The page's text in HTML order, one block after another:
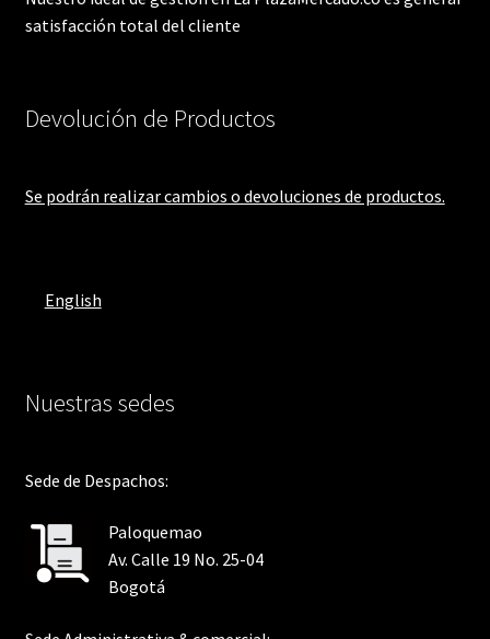
satisfacción total del cliente
Devolución de Productos
Se podrán realizar cambios o devoluciones de productos.
English
Nuestras sedes
Sede de Despachos:
Paloquemao
Av. Calle 19 No. 25-04
Bogotá